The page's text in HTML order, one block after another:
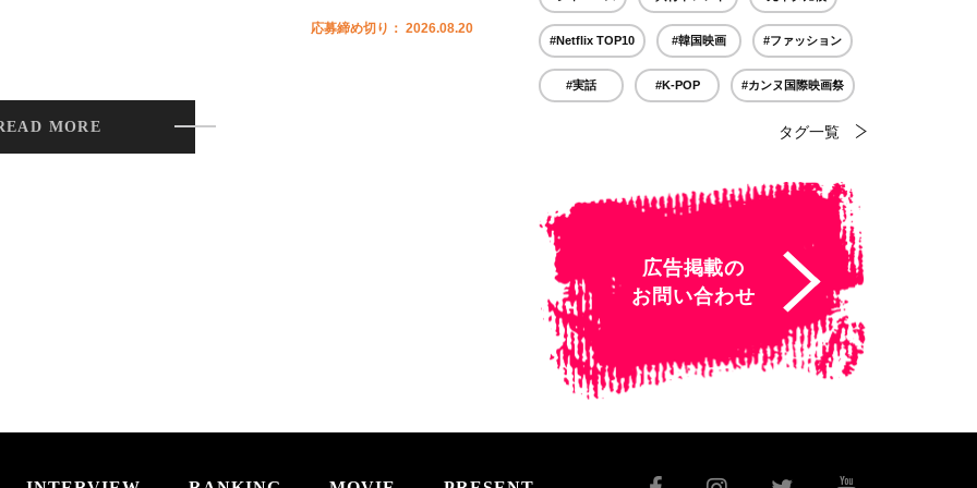
応募締め切り： 2026.08.20
MORE
#Netflix TOP10 #韓国映画 #ファッション
#実話 #K-POP #カンヌ国際映画祭
タグ一覧
広告掲載の
お問い合わせ